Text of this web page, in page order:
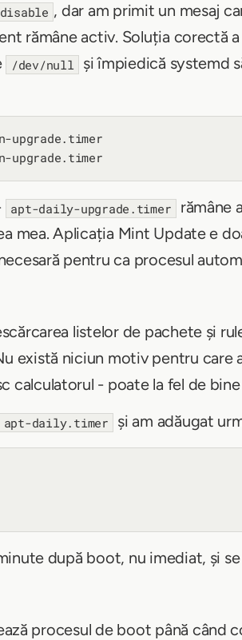
, dar am primit un mesaj
rămâne activ. Soluția corectă
/dev/null
și împiedică systemd
upgrade.timer
apt-daily-upgrade.timer
rămâne
mea. Aplicația Mint Update e
pentru ca procesul
listelor de pachete și
există niciun motiv pentru care
calculatorul - poate la fel de
apt-daily.timer și am adăugat
după boot, nu imediat, și
procesul de boot până când